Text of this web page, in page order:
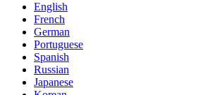
English
French
German
Portuguese
Spanish
Russian
Japanese